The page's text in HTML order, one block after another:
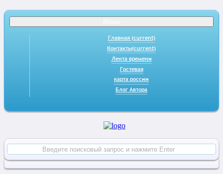
Главная (current)
Контакты(current)
Лента времени
Гостевая
карта россии
Блог Автора